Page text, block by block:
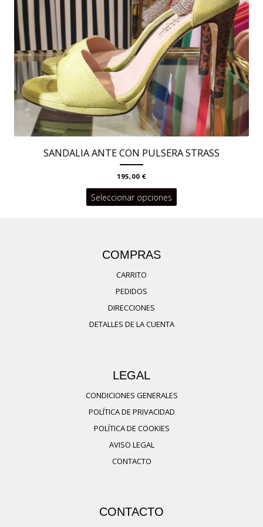
elegir
en
la
página
de
producto
SANDALIA ANTE CON PULSERA STRASS
195,00 €
Seleccionar opciones
página
COMPRAS
CARRITO
PEDIDOS
DIRECCIONES
DETALLES DE LA CUENTA
LEGAL
CONDICIONES GENERALES
POLÍTICA DE PRIVACIDAD
POLÍTICA DE COOKIES
AVISO LEGAL
CONTACTO
CONTACTO